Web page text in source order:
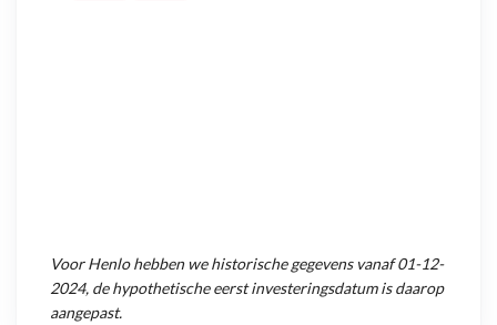
VoorHenlohebben we historische gegevens vanaf01-12-
2024, de hypothetische eerst investeringsdatum is daarop
aangepast.